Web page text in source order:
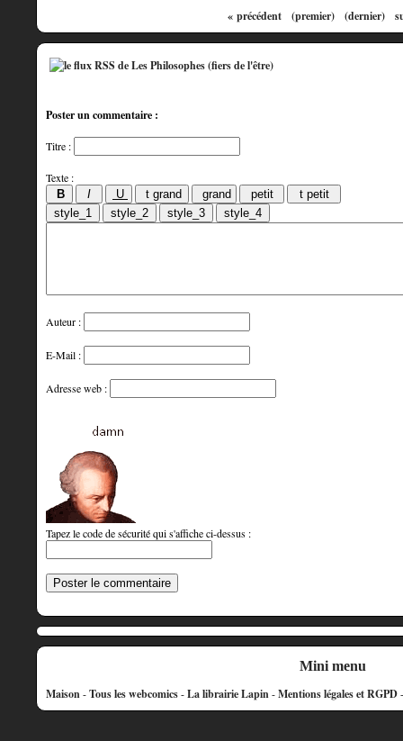
« précédent (premier) (dernier)
Poster un commentaire :
Titre :
Texte :
Auteur :
E-Mail :
Adresse web :
Tapez le code de sécurité qui s'affiche ci-dessus :
Mini menu
Maison-Tous les webcomics-La librairie Lapin-Mentions légales et RGPD